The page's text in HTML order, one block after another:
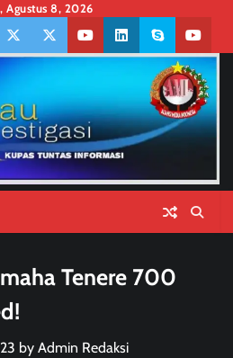
Agustus 8, 2026
TwittertwitterYoutubelinkedinskype
Tenere 700
by Admin Redaksi